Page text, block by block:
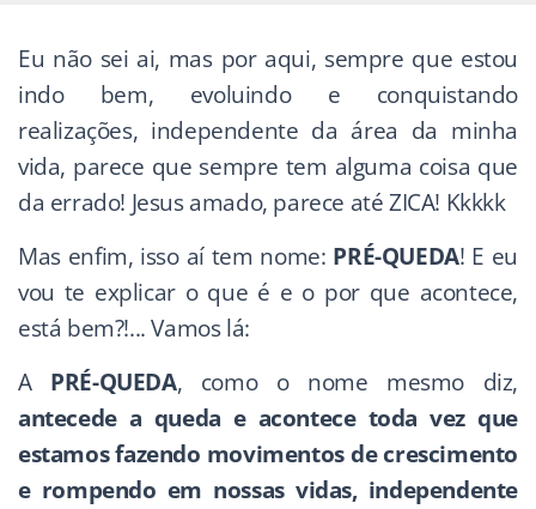
Eu não sei ai, mas por aqui, sempre que estou
indo bem, evoluindo e conquistando
realizações, independente da área da minha
vida, parece que sempre tem alguma coisa que
da errado! Jesus amado, parece até ZICA! Kkkkk
Mas enfim, isso aí tem nome: PRÉ-QUEDA! E eu
vou te explicar o que é e o por que acontece,
está bem?!... Vamos lá:
A PRÉ-QUEDA, como o nome mesmo diz,
antecede a queda e acontece toda vez que
estamos fazendo movimentos de crescimento
e rompendo em nossas vidas, independente